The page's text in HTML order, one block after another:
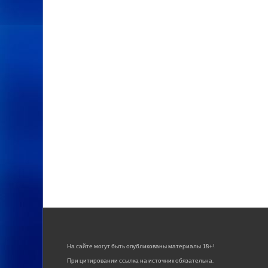
На сайте могут быть опубликованы материалы 18+!
При цитировании ссылка на источник обязательна.